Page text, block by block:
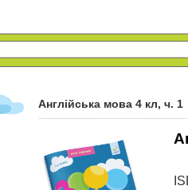
Англійська мова 4 кл, ч. 1